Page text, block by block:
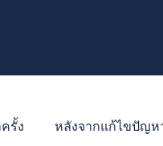
กครั้ง หลังจากแก้ไขปัญ